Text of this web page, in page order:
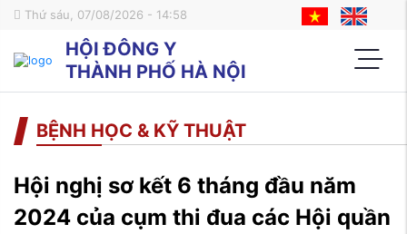
Thứ sáu, 07/08/2026 - 14:58
HỘI ĐÔNG Y
THÀNH PHỐ HÀ NỘI
BỆNH HỌC & KỸ THUẬT
Hội nghị sơ kết 6 tháng đầu năm
2024 của cụm thi đua các Hội quần